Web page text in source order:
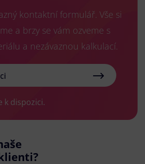
kontaktní formulář. Vše si
a brzy se vám ozveme s
a nezávaznou kalkulací.
k dispozici.